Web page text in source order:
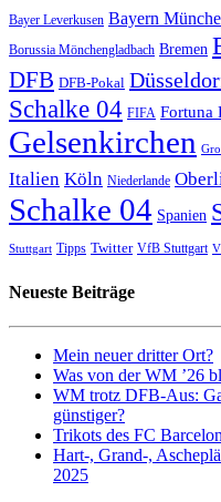
Bayer Leverkusen Bayern
Borussia Mönchengladbach Bremen
DFB DFB-Pokal
Schalke 04 FIFA Fortuna
Gelsenkirchen
Italien Köln Niederlande
Schalke 04 Spanien
Stuttgart Tipps Twitter VfB Stuttgart
Neueste Beiträge
Mein neuer dritter Ort?
Was von der WM ’26
WM trotz DFB-Aus:
günstiger?
Trikots des FC
Hart-, Grand-,
2025